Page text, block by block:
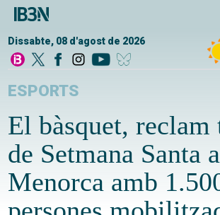
Dissabte, 08 d'agost de 2026
ESPORTS
El bàsquet,
de Setmana Santa a
Menorca amb